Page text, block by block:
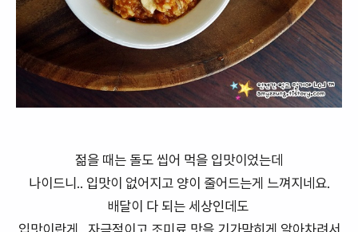
젊을 때는 돌도 씹어 먹을 입맛이었는데
나이드니.. 입맛이 없어지고 양이 줄어드는게 느껴지네요.
배달이 다 되는 세상인데도